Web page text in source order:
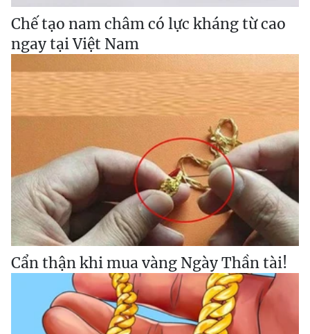
Chế tạo nam châm có lực kháng từ cao
ngay tại Việt Nam
Cẩn thận khi mua vàng Ngày Thần tài!